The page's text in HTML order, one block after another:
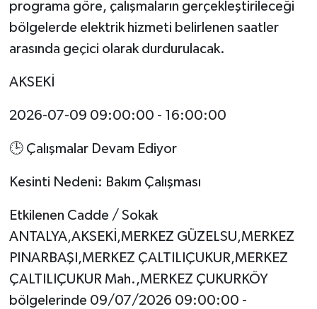
programa göre, çalışmaların gerçekleştirileceği
bölgelerde elektrik hizmeti belirlenen saatler
arasında geçici olarak durdurulacak.
AKSEKİ
2026-07-09 09:00:00 - 16:00:00
🕒 Çalışmalar Devam Ediyor
Kesinti Nedeni: Bakım Çalışması
Etkilenen Cadde / Sokak
ANTALYA,AKSEKİ,MERKEZ GÜZELSU,MERKEZ
PINARBAŞI,MERKEZ ÇALTILIÇUKUR,MERKEZ
ÇALTILIÇUKUR Mah.,MERKEZ ÇUKURKÖY
bölgelerinde 09/07/2026 09:00:00 -